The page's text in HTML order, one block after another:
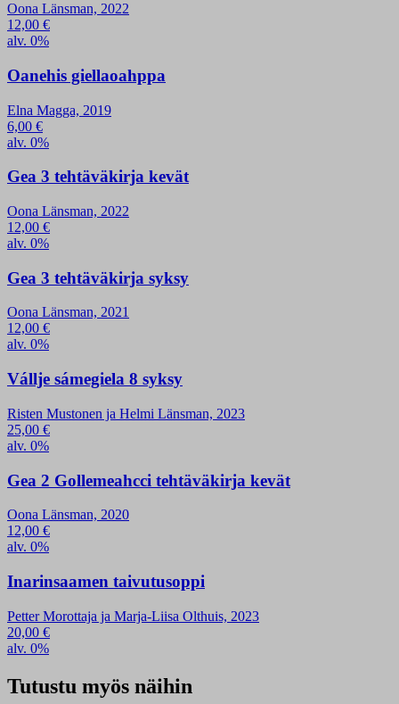
Oona Länsman, 2022
12,00 €
alv. 0%
Oanehis giellaoahppa
Elna Magga, 2019
6,00 €
alv. 0%
Gea 3 tehtäväkirja kevät
Oona Länsman, 2022
12,00 €
alv. 0%
Gea 3 tehtäväkirja syksy
Oona Länsman, 2021
12,00 €
alv. 0%
Vállje sámegiela 8 syksy
Risten Mustonen ja Helmi Länsman, 2023
25,00 €
alv. 0%
Gea 2 Gollemeahcci tehtäväkirja kevät
Oona Länsman, 2020
12,00 €
alv. 0%
Inarinsaamen taivutusoppi
Petter Morottaja ja Marja-Liisa Olthuis, 2023
20,00 €
alv. 0%
Tutustu myös näihin